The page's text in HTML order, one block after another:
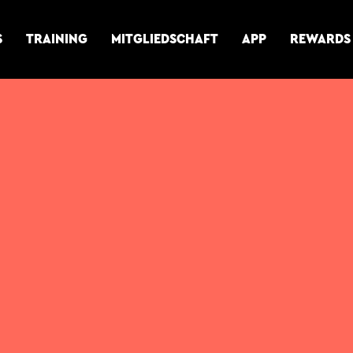
TRAINING MITGLIEDSCHAFT APP REWARDS